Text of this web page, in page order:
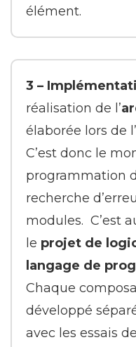
élément.
3 –
réalisation de l’
élaborée lors de
C’est donc le
programmation
recherche
modules. C’est
le projet de
langage de
Chaque
développé
avec les essais